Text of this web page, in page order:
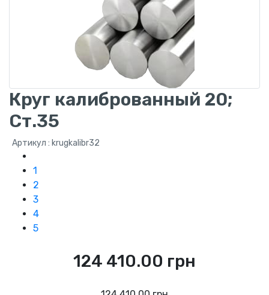
Круг калиброванный 20;
Ст.35
Артикул : krugkalibr32
1
2
3
4
5
124 410.00 грн